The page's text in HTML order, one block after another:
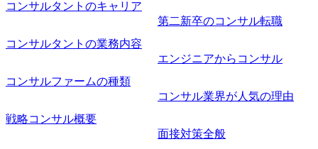
コンサルタントのキャリア
コンサルタントの業務内容
コンサルファームの種類
戦略コンサル概要
第二新卒のコンサル転職
エンジニアからコンサル
コンサル業界が人気の理由
面接対策全般